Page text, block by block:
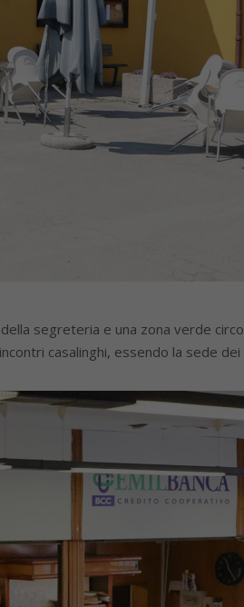
segreteria e una zona verde
casalinghi, essendo la sede